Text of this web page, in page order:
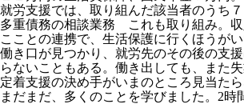
就労支援では、取り組んだ該当者のうち
多重債務の相談業務 これも取り組み。
こことの連携で、生活保護に行くほうが
働き口が見つかり、就労先のその後の支
らないこともある。働き出しても、また
定着支援の決め手がいまのところ見当たら
まだまだ、多くのことを学びました。2